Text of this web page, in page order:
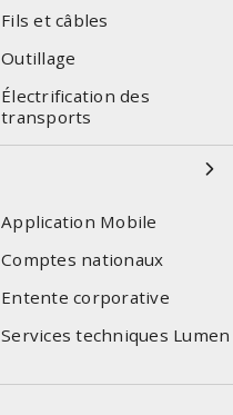
Fils et câbles
Outillage
Électrification des
transports
Application Mobile
Comptes nationaux
Entente corporative
Services techniques Lumen